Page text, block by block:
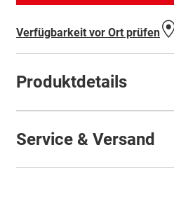
Verfügbarkeit vor Ort prüfen
Produktdetails
Service & Versand